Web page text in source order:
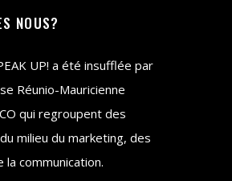
NOUS?
UP! a été insufflée par
Réunio-Mauricienne
qui regroupent des
milieu du marketing, des
communication.